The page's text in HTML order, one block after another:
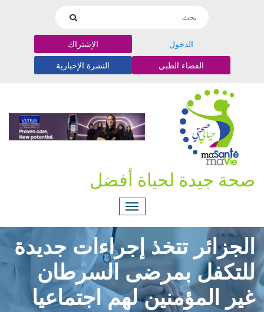
الدخول الإشتراك
الفضاء الطبي النشرة الإخبارية
صحة جيدة لحياة أفضل
الجزائر تتخذ إجراءات جديدة
للتكفل بمرضى السرطان
غير المؤمنين لهم اجتماعيا